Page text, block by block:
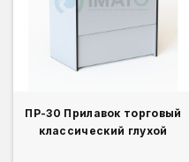
ПР-30 Прилавок торговый
классический глухой